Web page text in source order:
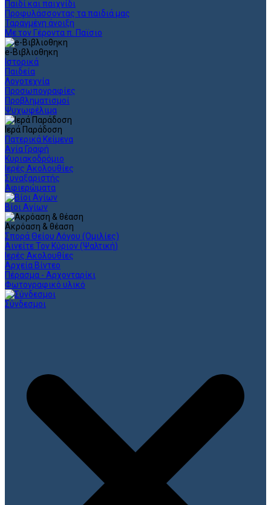
Παιδί και παιχνίδι
Προφυλάσσοντας τα παιδιά μας
Ταραγμένη άνοιξη
Με τον Γέροντα π. Παϊσιο
e-Βιβλιοθηκη
Ιστορικά
Παιδεία
Λογοτεχνία
Προσωπογραφίες
Προβληματισμοί
Ψυχωφέλιμα
Ιερά Παράδοση
Πατερικά Κείμενα
Αγία Γραφή
Κυριακοδρόμιο
Ιερές Ακολουθίες
Συναξαριστής
Αφιερώματα
Βίοι Αγίων
Ακρόαση & θέαση
Σπορά Θείου Λόγου (Ομιλίες)
Αινείτε Τον Κύριον (Ψαλτική)
Ιερές Ακολουθίες
Αρχεία Βίντεο
Πέρασμα - Αρχονταρίκι
Φωτογραφικό υλικό
Σύνδεσμοι